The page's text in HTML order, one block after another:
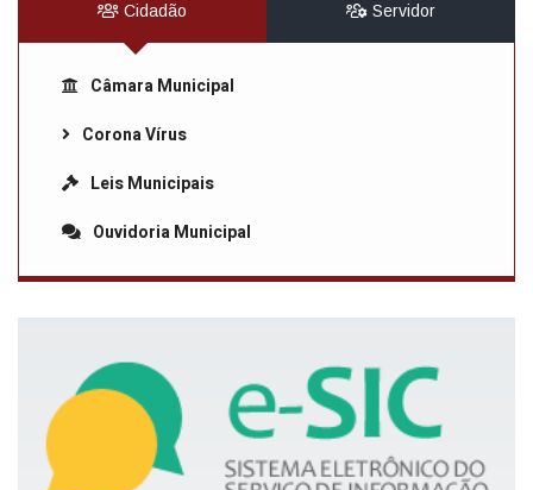
Cidadão Servidor
Câmara Municipal
Corona Vírus
Leis Municipais
Ouvidoria Municipal